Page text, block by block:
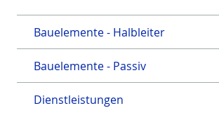
Bauelemente - Halbleiter
Bauelemente - Passiv
Dienstleistungen